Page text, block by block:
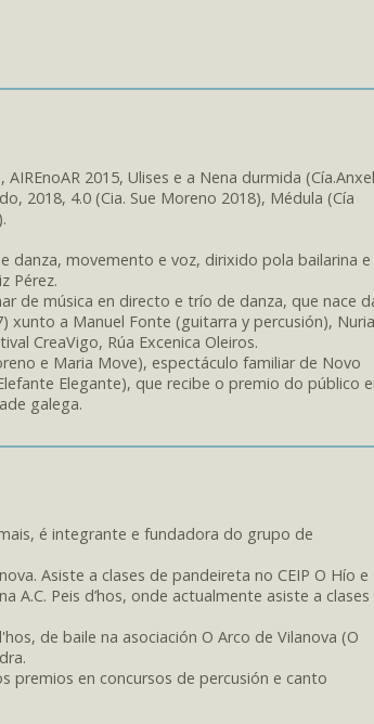
2015, Ulises e a Nena durmida
2018, 4.0 (Cia. Sue Moreno 2018), Médula (Cía
danza, movemento e voz, dirixido pola bailarina e
Pérez.
de música en directo e trío de danza, que nace
xunto a Manuel Fonte (guitarra y percusión), Nuria
CreaVigo, Rúa Excenica Oleiros.
e Maria Move), espectáculo familiar de Novo
Elegante), que recibe o premio do público
galega.
é integrante e fundadora do grupo de
Asiste a clases de pandeireta no CEIP O Hío e
Peis d’hos, onde actualmente asiste a clases
de baile na asociación O Arco de Vilanova (O
premios en concursos de percusión e canto